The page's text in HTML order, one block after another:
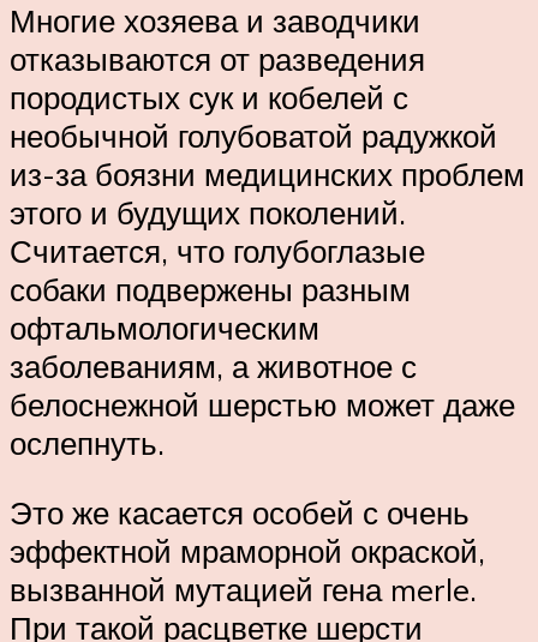
Многие хозяева и заводчики
отказываются от разведения
породистых сук и кобелей с
необычной голубоватой радужкой
из-за боязни медицинских проблем
этого и будущих поколений.
Считается, что голубоглазые
собаки подвержены разным
офтальмологическим
заболеваниям, а животное с
белоснежной шерстью может даже
ослепнуть.
Это же касается особей с очень
эффектной мраморной окраской,
вызванной мутацией гена merle.
При такой расцветке шерсти